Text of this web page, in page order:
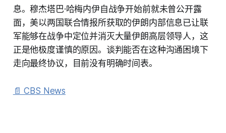
息。穆杰塔巴·哈梅内伊自战争开始前就未曾公开露
面，美以两国联合情报所获取的伊朗内部信息已让联
军能够在战争中定位并消灭大量伊朗高层领导人，这
正是他极度谨慎的原因。谈判能否在这种沟通困境下
走向最终协议，目前没有明确时间表。
📄 CBS News